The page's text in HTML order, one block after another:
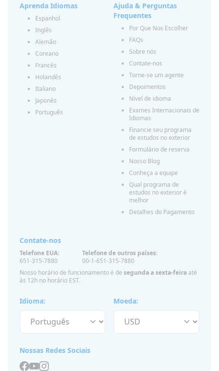
Aprenda Idiomas
Espanhol
Inglês
Alemão
Coreano
Francês
Holandês
Italiano
Japonês
Português
Ajuda & Perguntas
Frequentes
Por Que Nos Escolher
FAQs
Sobre nós
Contate-nos
Torne-se um agente
Depoimentos
Nível de idioma
Exames Internacionais de
Idiomas
Financie seu programa
de estudos no exterior
Formulário de reserva
Nosso Blog
Conheça a equipe
Qual programa de
estudos no exterior é
melhor
Detalhes do Pagamento
Idioma: Moeda:
Contate-nos
Telefone EUA:
651-315-7880
Telefone de outros países:
00-1-651-315-7880
Nosso horário de funcionamento é de segunda a sexta-feiraaté
às 12h no horário EST.
Nossas Redes Sociais